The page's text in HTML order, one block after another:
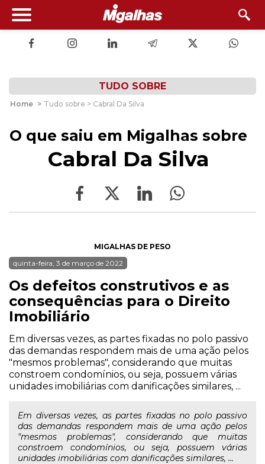
TUDO SOBRE
Home > Tudo sobre > Cabral Da Silva
O que saiu em Migalhas sobre
Cabral Da Silva
MIGALHAS DE PESO
quinta-feira, 3 de março de 2022
Os defeitos construtivos e as
consequências para o Direito
Imobiliário
Em diversas vezes, as partes fixadas no polo passivo
das demandas respondem mais de uma ação pelos
"mesmos problemas", considerando que muitas
constroem condomínios, ou seja, possuem várias
unidades imobiliárias com danificações similares, ...
Em diversas vezes, as partes fixadas no polo passivo
das demandas respondem mais de uma ação pelos
"mesmos problemas", considerando que muitas
constroem condomínios, ou seja, possuem várias
unidades imobiliárias com danificações similares, ...